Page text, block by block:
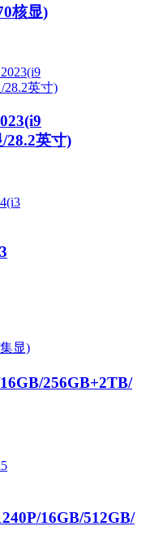
核显)
28.2英寸)
256GB+2TB/
16GB/512GB/